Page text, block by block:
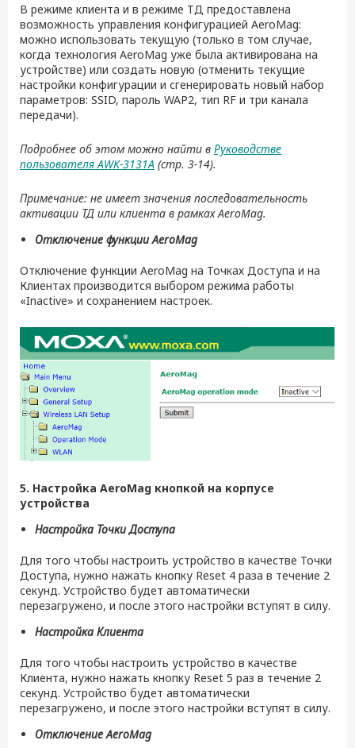
В режиме клиента и в режиме ТД предоставлена
возможность управления конфигурацией AeroMag:
можно использовать текущую (только в том случае,
когда технология AeroMag уже была активирована на
устройстве) или создать новую (отменить текущие
настройки конфигурации и сгенерировать новый набор
параметров: SSID, пароль WAP2, тип RF и три канала
передачи).
Подробнее об этом можно найти в Руководстве
пользователя AWK-3131A (стр. 3-14).
Примечание: не имеет значения последовательность
активации ТД или клиента в рамках AeroMag.
Отключение функцииAeroMag
Отключение функции AeroMag на Точках Доступа и на
Клиентах производится выбором режима работы
«Inactive» и сохранением настроек.
5. Настройка AeroMag кнопкой на корпусе
устройства
Настройка Точки Доступа
Для того чтобы настроить устройство в качестве Точки
Доступа, нужно нажать кнопку Reset 4 раза в течение 2
секунд. Устройство будет автоматически
перезагружено, и после этого настройки вступят в силу.
Настройка Клиента
Для того чтобы настроить устройство в качестве
Клиента, нужно нажать кнопку Reset 5 раз в течение 2
секунд. Устройство будет автоматически
перезагружено, и после этого настройки вступят в силу.
ОтключениеAeroMag